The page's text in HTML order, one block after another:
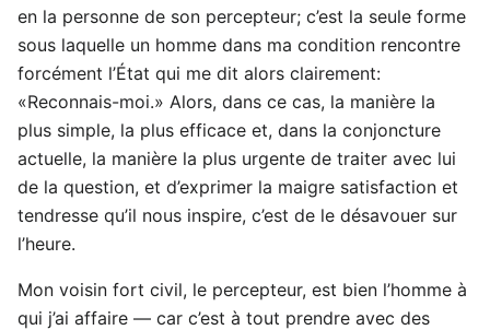
en la personne de son percepteur; c’est la seule forme
sous laquelle un homme dans ma condition rencontre
forcément l’État qui me dit alors clairement:
«Reconnais-moi.» Alors, dans ce cas, la manière la
plus simple, la plus efficace et, dans la conjoncture
actuelle, la manière la plus urgente de traiter avec lui
de la question, et d’exprimer la maigre satisfaction et
tendresse qu’il nous inspire, c’est de le désavouer sur
l’heure.
Mon voisin fort civil, le percepteur, est bien l’homme à
qui j’ai affaire — car c’est à tout prendre avec des